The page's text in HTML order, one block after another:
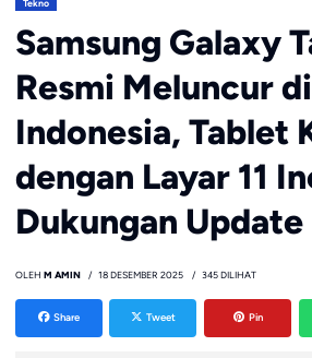
Tekno
Samsung Galaxy
Resmi Meluncur di
Indonesia, Tablet
dengan Layar 11
Dukungan Update
OLEH M AMIN 18 DESEMBER 2025 345 DILIHAT
Share Tweet Pin